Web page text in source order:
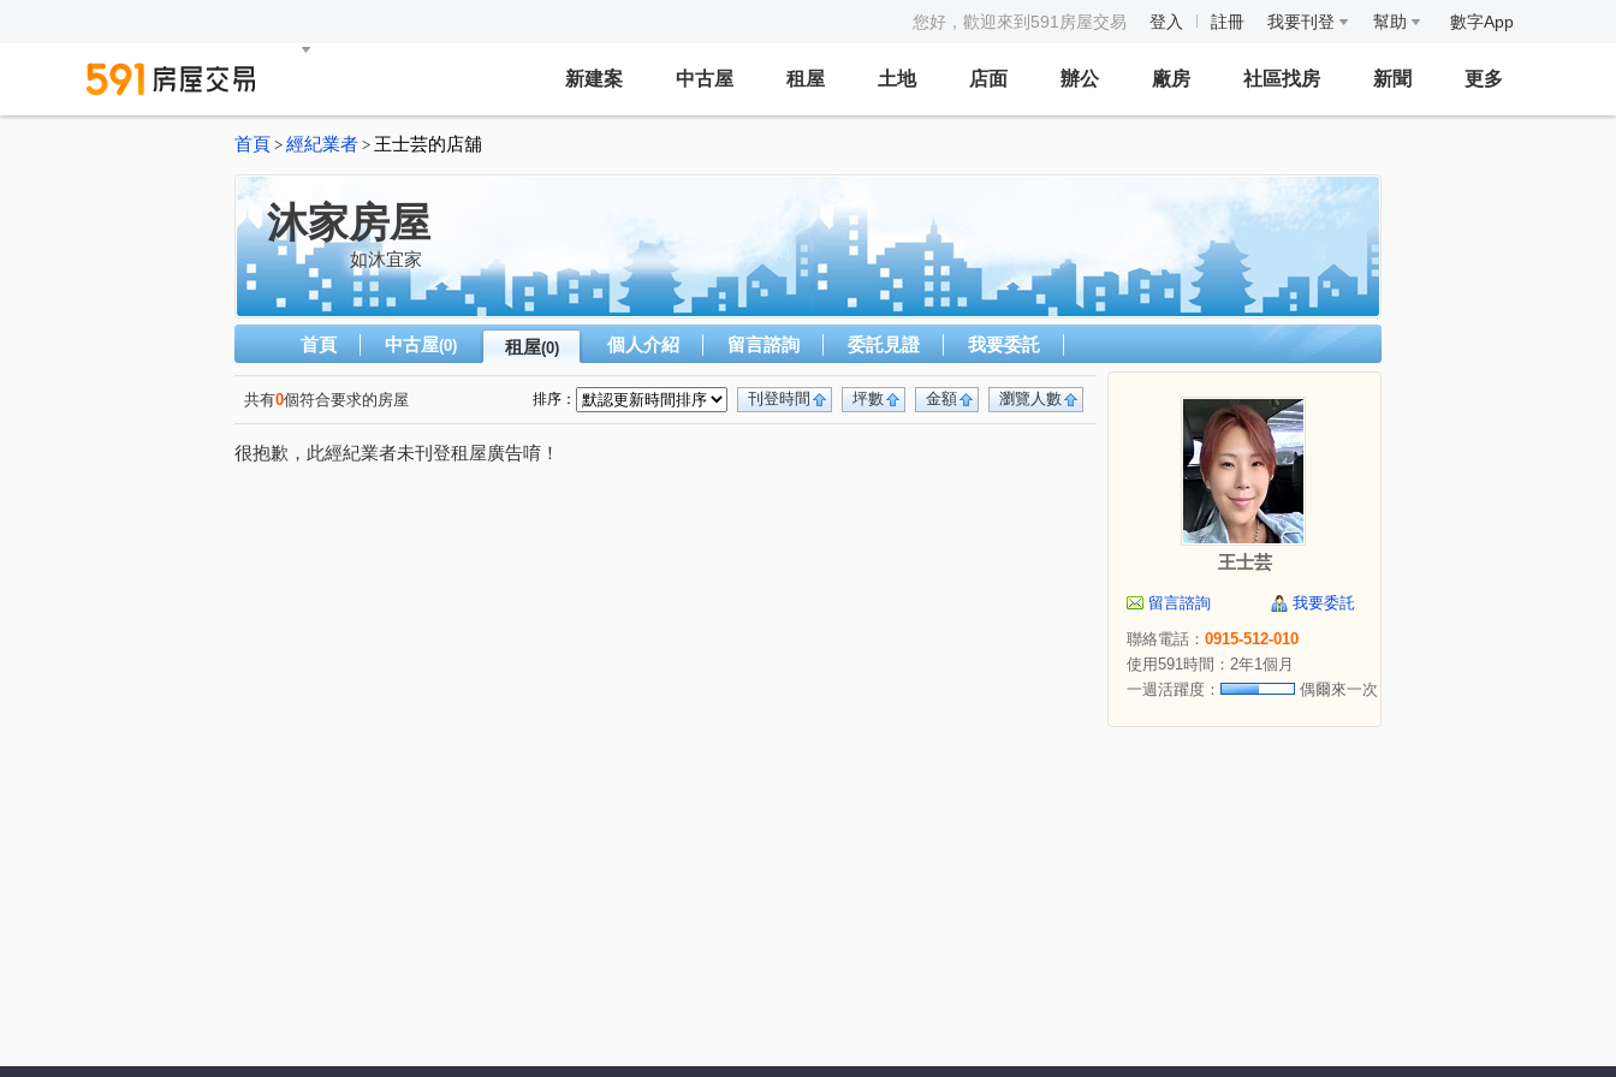
您好，歡迎來到591房屋交易 登入 註冊 我要刊登 幫助 數字App
新建案 中古屋 租屋 土地 店面 辦公 廠房 社區找房 新聞 更多
首頁 > 經紀業者 > 王士芸的店舖
沐家房屋
如沐宜家
首頁 中古屋(0) 租屋(0) 個人介紹 留言諮詢 委託見證 我要委託
共有0個符合要求的房屋 瀏覽人數
金額
坪數
刊登時間
排序：
很抱歉，此經紀業者未刊登租屋廣告唷！
王士芸
留言諮詢
我要委託
聯絡電話： 0915-512-010
使用591時間：2年1個月
一週活躍度：
偶爾來一次